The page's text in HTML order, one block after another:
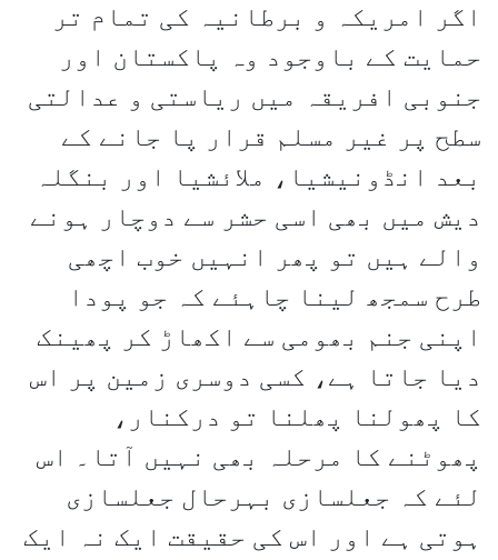
اگر امریکہ و برطانیہ کی تمام تر
حمایت کے باوجود وہ پاکستان اور
جنوبی افریقہ میں ریاستی و عدالتی
سطح پر غیر مسلم قرار پا جانے کے
بعد انڈونیشیا، ملائشیا اور بنگلہ
دیش میں بھی اسی حشر سے دوچار ہونے
والے ہیں تو پھر انہیں خوب اچھی
طرح سمجھ لینا چاہئے کہ جو پودا
اپنی جنم بھومی سے اکھاڑ کر پھینک
دیا جاتا ہے، کسی دوسری زمین پر اس
کا پھولنا پھلنا تو درکنار،
پھوٹنے کا مرحلہ بھی نہیں آتا۔ اس
لئے کہ جعلسازی بہرحال جعلسازی
ہوتی ہے اور اس کی حقیقت ایک نہ ایک